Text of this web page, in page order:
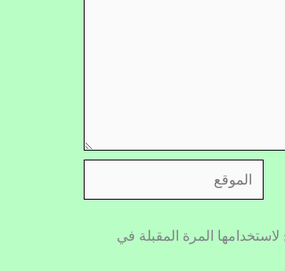
الموقع
المرة المقبلة في